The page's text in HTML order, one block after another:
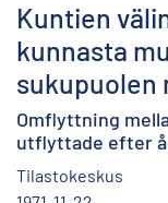
Kuntien
kunnasta
sukupuolen
Omflyttning
utflyttade efter
Tilastokeskus